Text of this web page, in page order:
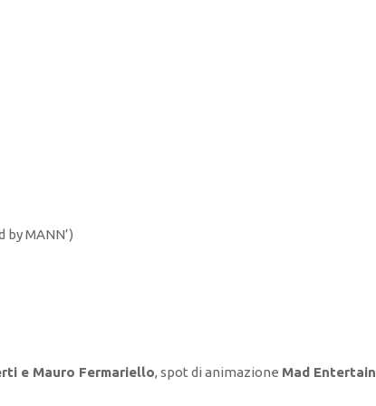
by MANN’)
e Mauro Fermariello, spot di animazione Mad